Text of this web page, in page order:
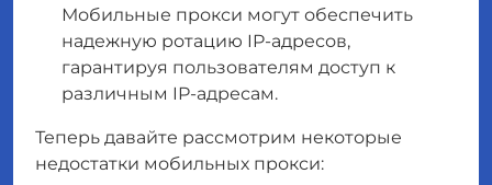
Мобильные прокси могут обеспечить
надежную ротацию IP-адресов,
гарантируя пользователям доступ к
различным IP-адресам.
Теперь давайте рассмотрим некоторые
недостатки мобильных прокси: